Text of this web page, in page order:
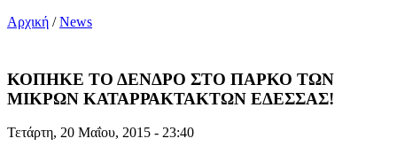
Αρχική /News
ΚΟΠΗΚΕ ΤΟ ΔΕΝΔΡΟ ΣΤΟ ΠΑΡΚΟ ΤΩΝ
ΜΙΚΡΩΝ ΚΑΤΑΡΡΑΚΤΑΚΤΩΝ ΕΔΕΣΣΑΣ!
Τετάρτη, 20 Μαΐου, 2015 - 23:40